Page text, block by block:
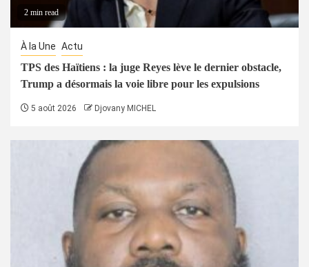
2 min read
À la Une Actu
TPS des Haïtiens : la juge Reyes lève le dernier obstacle,
Trump a désormais la voie libre pour les expulsions
5 août 2026 Djovany MICHEL